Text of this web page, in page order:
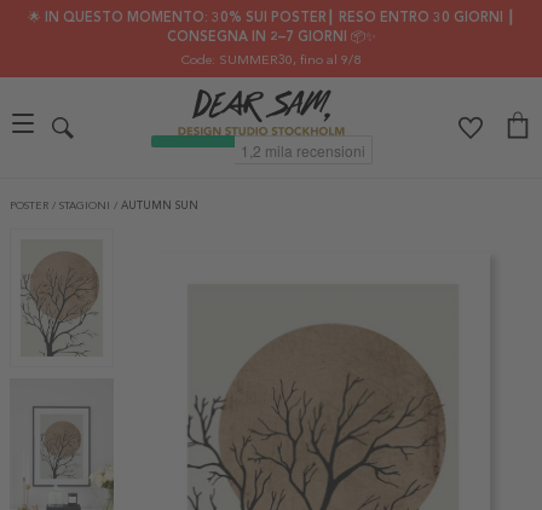
🌟 IN QUESTO MOMENTO: 30% SUI POSTER┃ RESO ENTRO 30 GIORNI ┃
CONSEGNA IN 2–7 GIORNI 📦✨
Code: SUMMER30, fino al 9/8
POSTER / STAGIONI / AUTUMN SUN